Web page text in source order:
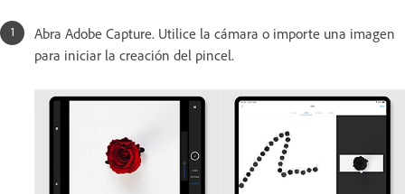
Abra Adobe Capture. Utilice la cámara o importe una imagen
para iniciar la creación del pincel.